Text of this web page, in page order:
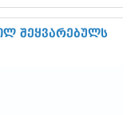
შეყვარებულს